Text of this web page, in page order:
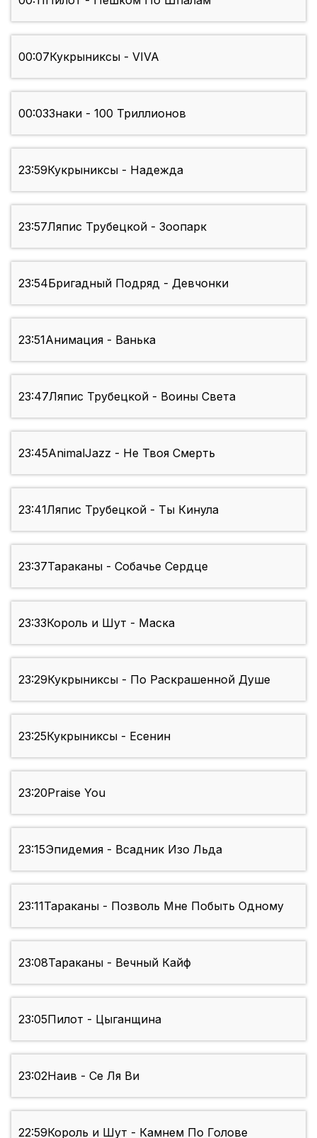
00:07Кукрыниксы - VIVA
00:03Знаки - 100 Триллионов
23:59Кукрыниксы - Надежда
23:57Ляпис Трубецкой - Зоопарк
23:54Бригадный Подряд - Девчонки
23:51Анимация - Ванька
23:47Ляпис Трубецкой - Воины Света
23:45AnimalJazz - Не Твоя Смерть
23:41Ляпис Трубецкой - Ты Кинула
23:37Тараканы - Собачье Сердце
23:33Король и Шут - Маска
23:29Кукрыниксы - По Раскрашенной Душе
23:25Кукрыниксы - Есенин
23:20Praise You
23:15Эпидемия - Всадник Изо Льда
23:11Тараканы - Позволь Мне Побыть Одному
23:08Тараканы - Вечный Кайф
23:05Пилот - Цыганщина
23:02Наив - Се Ля Ви
22:59Король и Шут - Камнем По Голове